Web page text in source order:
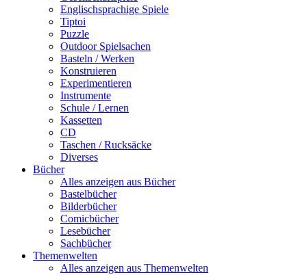
Englischsprachige Spiele
Tiptoi
Puzzle
Outdoor Spielsachen
Basteln / Werken
Konstruieren
Experimentieren
Instrumente
Schule / Lernen
Kassetten
CD
Taschen / Rucksäcke
Diverses
Bücher
Alles anzeigen aus Bücher
Bastelbücher
Bilderbücher
Comicbücher
Lesebücher
Sachbücher
Themenwelten
Alles anzeigen aus Themenwelten